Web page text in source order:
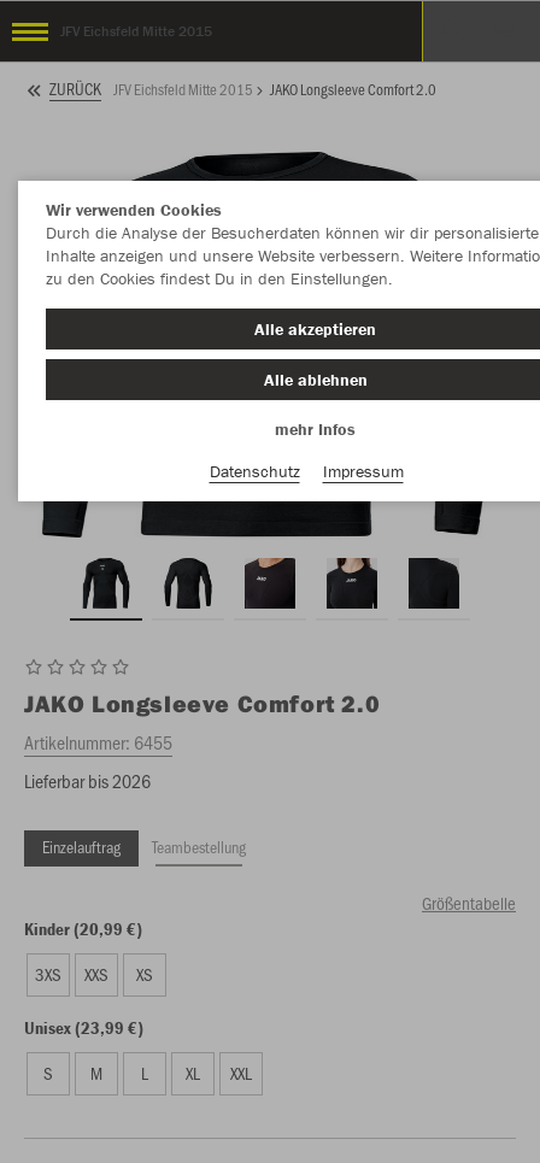
JFV Eichsfeld Mitte 2015
ZURÜCK JFV Eichsfeld Mitte 2015 JAKO Longsleeve Comfort 2.0
JAKO Longsleeve Comfort 2.0
Artikelnummer: 6455
Lieferbar bis 2026
Einzelauftrag Teambestellung
Größentabelle
Kinder (20,99 €)
3XS XXS XS
Unisex (23,99 €)
S M L XL XXL
Wir verwenden Cookies
Durch die Analyse der Besucherdaten können wir dir personalisierte
Inhalte anzeigen und unsere Website verbessern. Weitere
zu den Cookies findest Du in den Einstellungen.
Alle akzeptieren
Alle ablehnen
mehr Infos
Datenschutz
Impressum